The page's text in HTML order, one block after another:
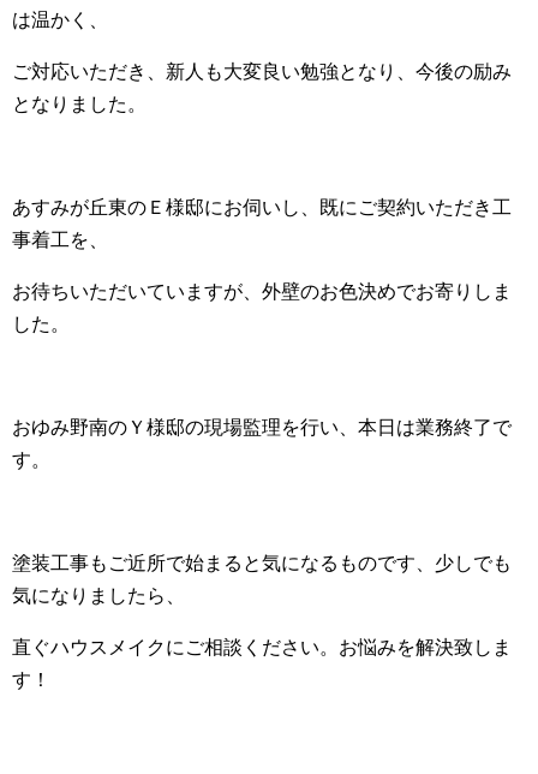
は温かく、
ご対応いただき、新人も大変良い勉強となり、今後の励み
となりました。
あすみが丘東のＥ様邸にお伺いし、既にご契約いただき工
事着工を、
お待ちいただいていますが、外壁のお色決めでお寄りしま
した。
おゆみ野南のＹ様邸の現場監理を行い、本日は業務終了で
す。
塗装工事もご近所で始まると気になるものです、少しでも
気になりましたら、
直ぐハウスメイクにご相談ください。お悩みを解決致しま
す！